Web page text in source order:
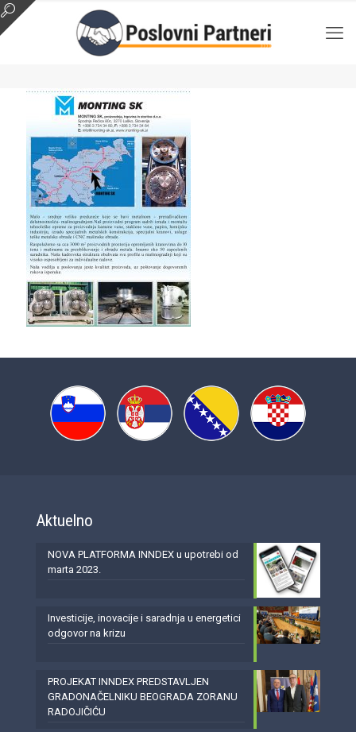
Aktuelno
NOVA PLATFORMA INNDEX u upotrebi od
marta 2023.
Investicije, inovacije i saradnja u energetici
odgovor na krizu
PROJEKAT INNDEX PREDSTAVLJEN
GRADONAČELNIKU BEOGRADA ZORANU
RADOJIČIĆU